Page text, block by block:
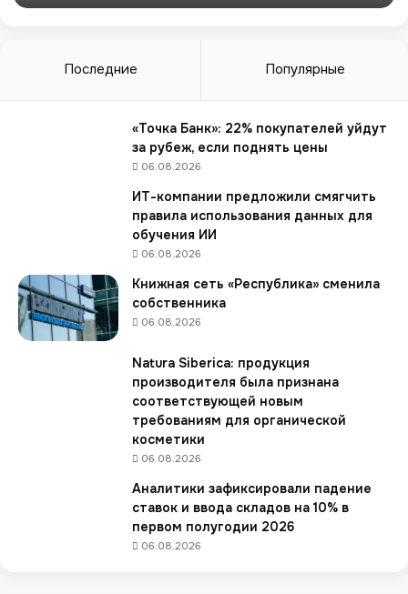
п
т
ы
й
ф
о
Последние Популярные
«Точка Банк»: 22% покупателей уйдут
за рубеж, если поднять цены
06.08.2026
ИТ-компании предложили смягчить
правила использования данных для
обучения ИИ
06.08.2026
Книжная сеть «Республика» сменила
собственника
06.08.2026
Natura Siberica: продукция
производителя была признана
соответствующей новым
требованиям для органической
косметики
06.08.2026
Аналитики зафиксировали падение
ставок и ввода складов на 10% в
первом полугодии 2026
06.08.2026